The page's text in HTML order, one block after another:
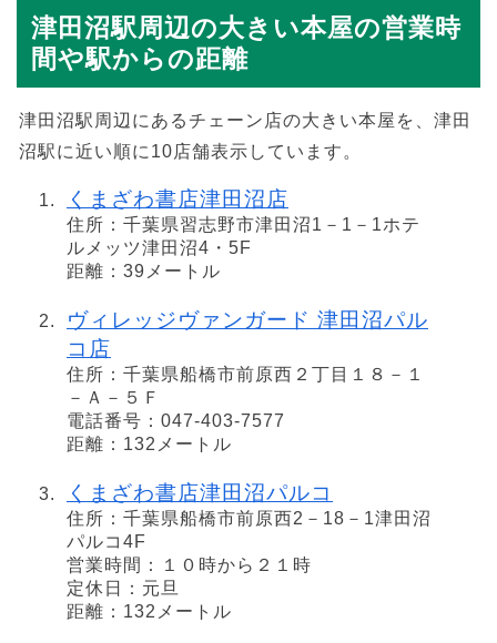
津田沼駅周辺の大きい本屋の営業時
間や駅からの距離
津田沼駅周辺にあるチェーン店の大きい本屋を、津田
沼駅に近い順に10店舗表示しています。
くまざわ書店津田沼店
住所：千葉県習志野市津田沼1－1－1ホテ
ルメッツ津田沼4・5F
距離：39メートル
ヴィレッジヴァンガード 津田沼パル
コ店
住所：千葉県船橋市前原西２丁目１８－１
－Ａ－５Ｆ
電話番号：047-403-7577
距離：132メートル
くまざわ書店津田沼パルコ
住所：千葉県船橋市前原西2－18－1津田沼
パルコ4F
営業時間：１０時から２１時
定休日：元旦
距離：132メートル